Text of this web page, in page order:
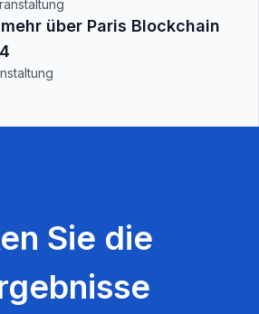
über Paris Blockchain
Sie die